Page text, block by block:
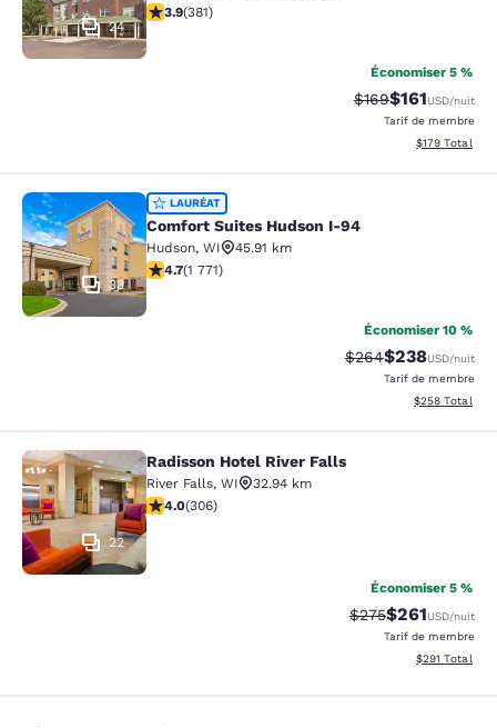
24
3.9 étoiles. Bien. 381 commentaires
3.9(381)
Économiser 5 %
Tarif barré :
$169Tarif réduit :
$161USD/nuit
Tarif de membre
Afficher les
$179 Total
Comfort Suites Hudson I-94
33
LAURÉAT
Comfort Suites Hudson I-94
Hudson, WI
45.91 km
4.69 étoiles. Exceptionnel. 1771 commentaires
4.7(1 771)
Économiser 10 %
Tarif barré :
$264Tarif réduit :
$238USD/nuit
Tarif de membre
Afficher les
$258 Total
Radisson Hotel River Falls
22
Radisson Hotel River Falls
River Falls, WI
32.94 km
3.95 étoiles. Bien. 306 commentaires
4.0(306)
Économiser 5 %
Tarif barré :
$275Tarif réduit :
$261USD/nuit
Tarif de membre
Afficher les
$291 Total